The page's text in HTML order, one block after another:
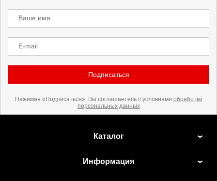
Ваше имя
E-mail
Подписаться
Нажимая «Подписаться», Вы соглашаетесь с условиями обработки
персональных данных
Каталог
Информация